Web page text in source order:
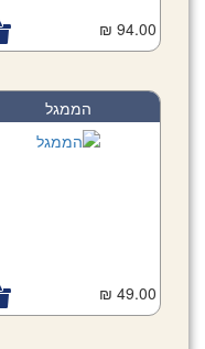
94.00 ₪
הממגל
49.00 ₪